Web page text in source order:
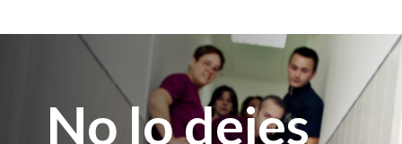
No lo dejes